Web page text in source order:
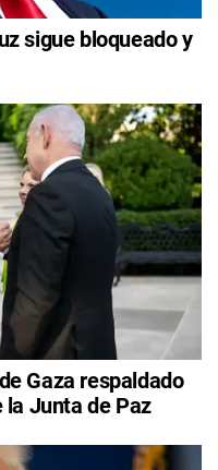
sigue bloqueado y
Gaza respaldado
la Junta de Paz